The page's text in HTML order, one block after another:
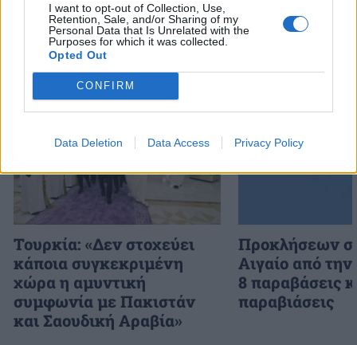
I want to opt-out of Collection, Use,
Retention, Sale, and/or Sharing of my
Personal Data that Is Unrelated with the
Purposes for which it was collected.
Opted Out
CONFIRM
Data Deletion Data Access Privacy Policy
Διάβασε επίσης
Τουρκία: «Δεν στοχεύει
κάποια συγκεκριμένη
χώρα η αμυντική
συμφωνία με Πακιστάν
και Σαουδική Αραβία»
Προκλήσεων
Αιγαίο από
8 παραβάσεις
παραβιάσεις